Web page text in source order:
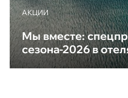
АКЦИИ
Мы вместе:
сезона-2026 в